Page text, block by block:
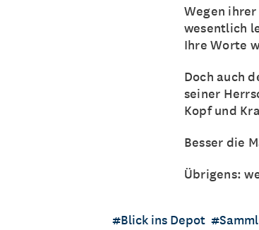
Wegen
wesentlich
Ihre Worte
Doch auch
seiner
Kopf und
Besser die
Übrigens:
Blick ins Depot